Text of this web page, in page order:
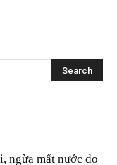
ngừa mất nước do